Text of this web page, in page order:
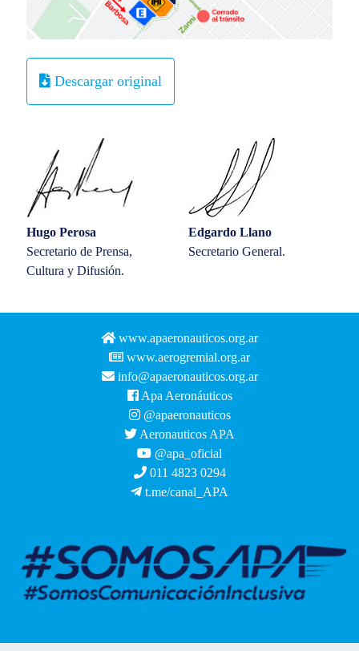
Descargar original
Hugo Perosa
Secretario de Prensa,
Cultura y Difusión.
Edgardo Llano
Secretario General.
www.apaeronauticos.org.ar
www.aerogremial.org.ar
info@apaeronauticos.org.ar
Apa Aeronáuticos
@apaeronauticos
Aeronauticos APA
@apa_oficial
011 4823 0294
t.me/canal_APA